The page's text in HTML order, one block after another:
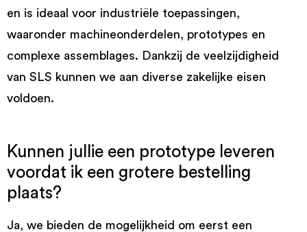
en is ideaal voor industriële toepassingen,
waaronder machineonderdelen, prototypes en
complexe assemblages. Dankzij de veelzijdigheid
van SLS kunnen we aan diverse zakelijke eisen
voldoen.
Kunnen jullie een prototype leveren
voordat ik een grotere bestelling
plaats?
Ja, we bieden de mogelijkheid om eerst een